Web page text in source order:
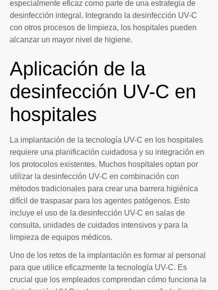
especialmente eficaz como parte de una estrategia de
desinfección integral. Integrando la desinfección UV-C
con otros procesos de limpieza, los hospitales pueden
alcanzar un mayor nivel de higiene.
Aplicación de la
desinfección UV-C en
hospitales
La implantación de la tecnología UV-C en los hospitales
requiere una planificación cuidadosa y su integración en
los protocolos existentes. Muchos hospitales optan por
utilizar la desinfección UV-C en combinación con
métodos tradicionales para crear una barrera higiénica
difícil de traspasar para los agentes patógenos. Esto
incluye el uso de la desinfección UV-C en salas de
consulta, unidades de cuidados intensivos y para la
limpieza de equipos médicos.
Uno de los retos de la implantación es formar al personal
para que utilice eficazmente la tecnología UV-C. Es
crucial que los empleados comprendan cómo funciona la